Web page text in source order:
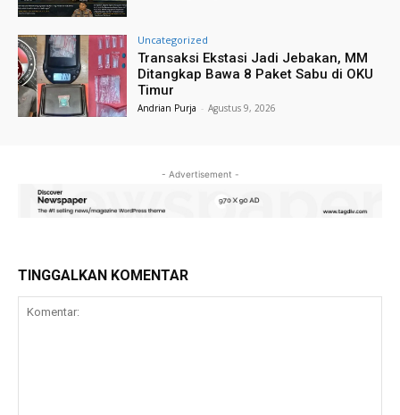
Uncategorized
Transaksi Ekstasi Jadi Jebakan, MM
Ditangkap Bawa 8 Paket Sabu di OKU
Timur
Andrian Purja - Agustus 9, 2026
- Advertisement -
TINGGALKAN KOMENTAR